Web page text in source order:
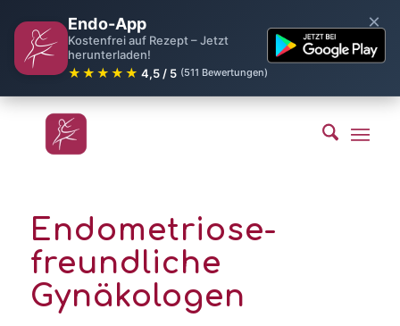
Endo-App
Kostenfrei auf Rezept – Jetzt
herunterladen!
★★★★★ 4,5 / 5 (511 Bewertungen)
×
Endometriose-
freundliche
Gynäkologen